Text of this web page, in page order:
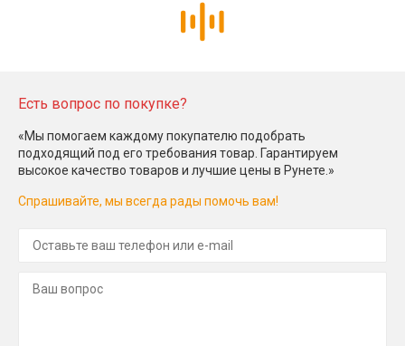
Есть вопрос по покупке?
«Мы помогаем каждому покупателю подобрать
подходящий под его требования товар. Гарантируем
высокое качество товаров и лучшие цены в Рунете.»
Спрашивайте, мы всегда рады помочь вам!